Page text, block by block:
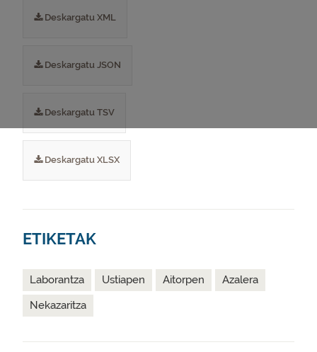
Deskargatu XML
Deskargatu JSON
Deskargatu TSV
Deskargatu XLSX
ETIKETAK
Laborantza Ustiapen Aitorpen
Azalera
Nekazaritza